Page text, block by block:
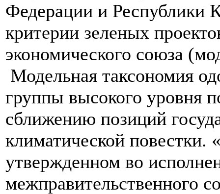
Федерации и Республики
критерии зеленых
экономического союза
Модельная таксономия
группы высокого уровня
сближению позиций
климатической
утвержденном во
межправительственного